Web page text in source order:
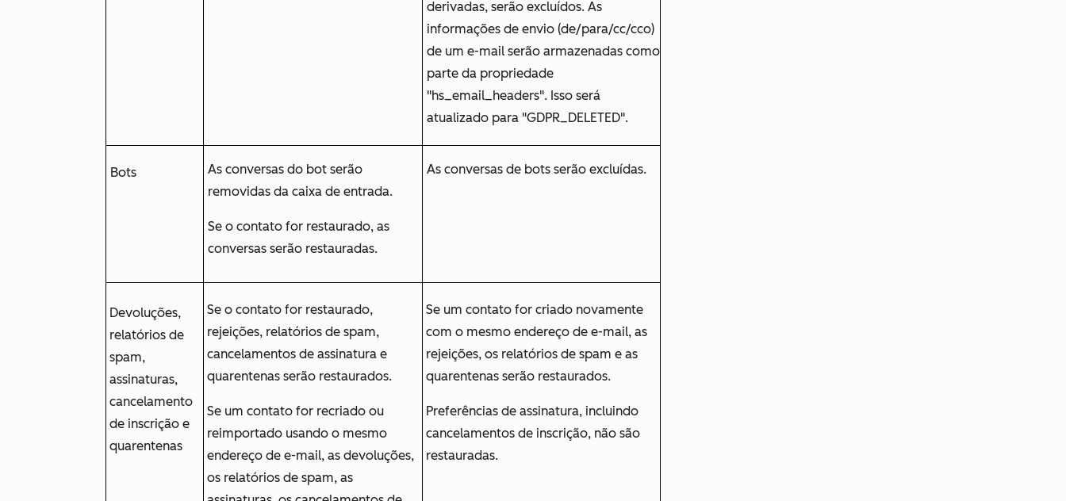
derivadas, serão excluídos. As
informações de envio (de/para/cc/cco)
de um e-mail serão armazenadas como
parte da propriedade
"hs_email_headers". Isso será
atualizado para "GDPR_DELETED".
Bots
As conversas do bot serão
removidas da caixa de entrada.
Se o contato for restaurado, as
conversas serão restauradas.
As conversas de bots serão excluídas.
Devoluções,
relatórios de
spam,
assinaturas,
cancelamento
de inscrição e
quarentenas
Se o contato for restaurado,
rejeições, relatórios de spam,
cancelamentos de assinatura e
quarentenas serão restaurados.
Se um contato for recriado ou
reimportado usando o mesmo
endereço de e-mail, as devoluções,
os relatórios de spam, as
Se um contato for criado novamente
com o mesmo endereço de e-mail, as
rejeições, os relatórios de spam e as
quarentenas serão restaurados.
Preferências de assinatura, incluindo
cancelamentos de inscrição, não são
restauradas.